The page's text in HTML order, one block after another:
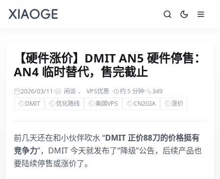
【硬件涨价】DMIT AN5 硬件停售：
AN4 临时替代，售完截止
2026/03/11· 闲谈 、 VPS优惠 · 约 5 分钟·
349
DMIT
优化路线 美国VPS CN2GIA 涨价
前几天还在和小伙伴吹水 “DMIT 正价88刀的价格挺有
竞争力”，DMIT 今天就发布了“降级”公告，后续产品也
要陆续停售或涨价了。